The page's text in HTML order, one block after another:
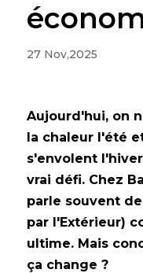
27 Nov,2025
Aujourd'hui, on
la chaleur l'été
s'envolent
vrai défi. Chez
parle souvent
par l'Extérieur)
ultime. Mais
ça change ?